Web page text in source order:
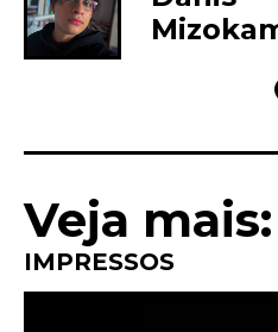
Veja mais:
IMPRESSOS